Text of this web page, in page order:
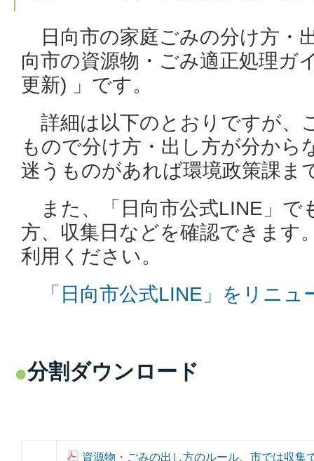
日向市の家庭ごみの分け方・
向市の資源物・ごみ適正処理ガ
更新) 」です。
詳細は以下のとおりですが、
もので分け方・出し方が分から
迷うものがあれば環境政策課ま
また、「日向市公式LINE」で
方、収集日などを確認できます
利用ください。
「日向市公式LINE」をリニ
分割ダウンロード
資源物・ごみの出し方のルール、市では収集